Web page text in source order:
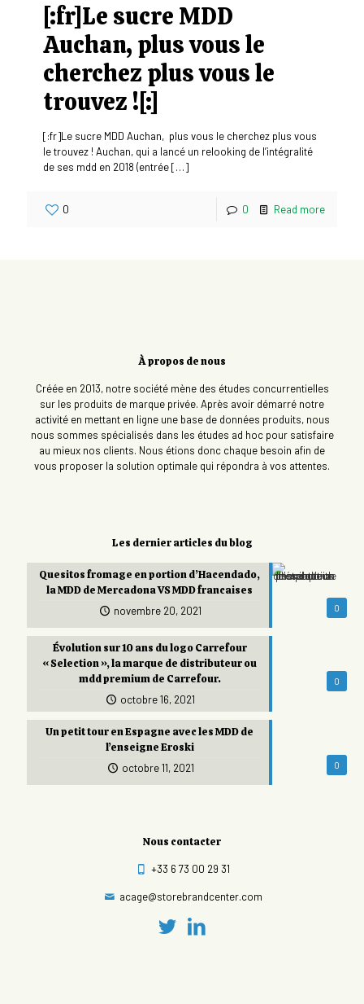
[:fr]Le sucre MDD
Auchan, plus vous le
cherchez plus vous le
trouvez ![:]
[:fr]Le sucre MDD Auchan, plus vous le cherchez plus vous
le trouvez ! Auchan, qui a lancé un relooking de l’intégralité
de ses mdd en 2018 (entrée[…]
0 0 Read more
À propos de nous
Créée en 2013, notre société mène des études concurrentielles
sur les produits de marque privée. Après avoir démarré notre
activité en mettant en ligne une base de données produits, nous
nous sommes spécialisés dans les études ad hoc pour satisfaire
au mieux nos clients. Nous étions donc chaque besoin afin de
vous proposer la solution optimale qui répondra à vos attentes.
Les dernier articles du blog
0
Quesitos fromage en portion d’Hacendado,
la MDD de Mercadona VS MDD francaises
novembre 20, 2021
0
Évolution sur 10 ans du logo Carrefour
« Selection », la marque de distributeur ou
mdd premium de Carrefour.
octobre 16, 2021
0
Un petit tour en Espagne avec les MDD de
l’enseigne Eroski
octobre 11, 2021
Nous contacter
+33 6 73 00 29 31
acage@storebrandcenter.com